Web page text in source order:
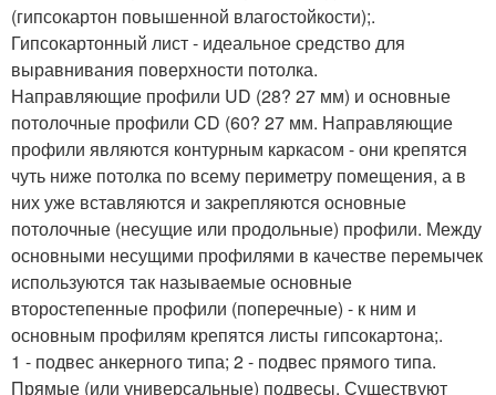
(гипсокартон повышенной влагостойкости);.
Гипсокартонный лист - идеальное средство для
выравнивания поверхности потолка.
Направляющие профили UD (28? 27 мм) и основные
потолочные профили CD (60? 27 мм. Направляющие
профили являются контурным каркасом - они крепятся
чуть ниже потолка по всему периметру помещения, а в
них уже вставляются и закрепляются основные
потолочные (несущие или продольные) профили. Между
основными несущими профилями в качестве перемычек
используются так называемые основные
второстепенные профили (поперечные) - к ним и
основным профилям крепятся листы гипсокартона;.
1 - подвес анкерного типа; 2 - подвес прямого типа.
Прямые (или универсальные) подвесы. Существуют